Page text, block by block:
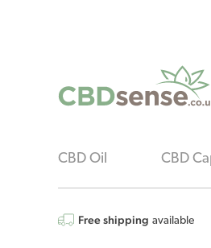
CBD Oil CBD
Free shipping available